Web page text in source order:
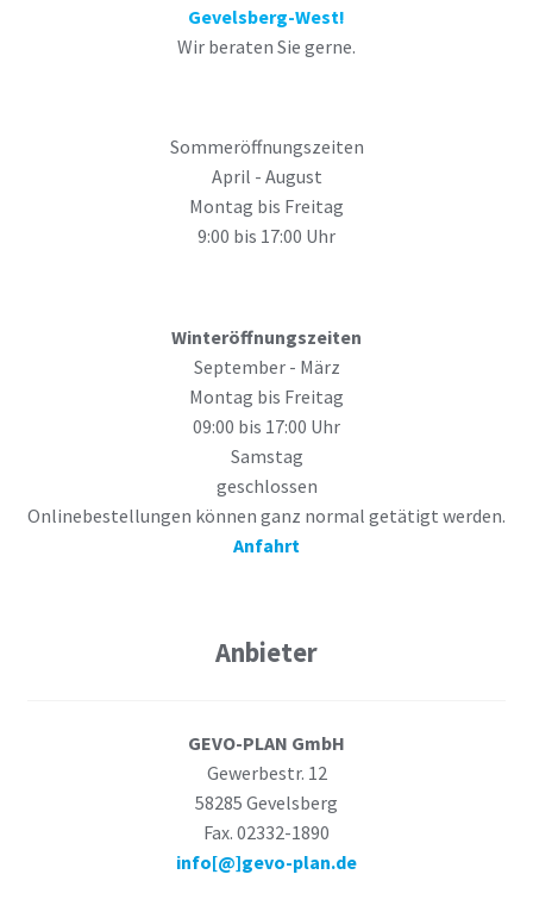
Gevelsberg-West!
Wir beraten Sie gerne.
Sommeröffnungszeiten
April - August
Montag bis Freitag
9:00 bis 17:00 Uhr
Winteröffnungszeiten
September - März
Montag bis Freitag
09:00 bis 17:00 Uhr
Samstag
geschlossen
Onlinebestellungen können ganz normal getätigt werden.
Anfahrt
Anbieter
GEVO-PLAN GmbH
Gewerbestr. 12
58285 Gevelsberg
Fax. 02332-1890
info[@]gevo-plan.de